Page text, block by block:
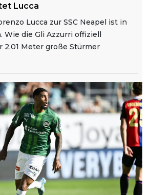
Lucca
Lucca zur SSC Neapel ist in
Wie die Gli Azzurri offiziell
2,01 Meter große Stürmer